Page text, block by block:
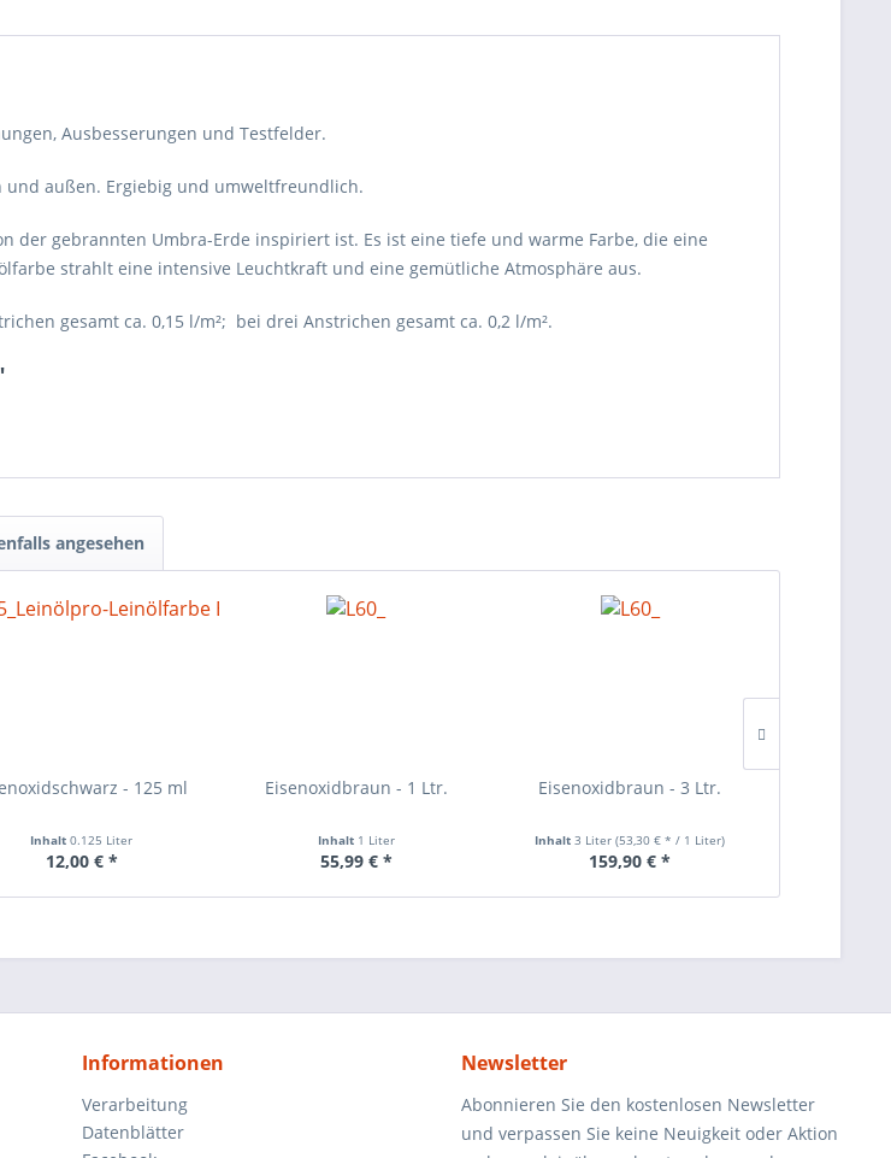
Ausbesserungen und Testfelder.
außen. Ergiebig und umweltfreundlich.
der gebrannten Umbra-Erde inspiriert ist. Es ist eine tiefe und warme Farbe, die eine
strahlt eine intensive Leuchtkraft und eine gemütliche Atmosphäre aus.
gesamt ca. 0,15 l/m²; bei drei Anstrichen gesamt ca. 0,2 l/m².
angesehen
- 125 ml
Inhalt0.125 Liter
12,00 € *
Eisenoxidbraun - 1 Ltr.
Inhalt 1 Liter
55,99 € *
Eisenoxidbraun - 3 Ltr.
Inhalt3 Liter(53,30 € * / 1 Liter)
159,90 € *
Informationen
Verarbeitung
Datenblätter
Newsletter
Abonnieren Sie den kostenlosen Newsletter
und verpassen Sie keine Neuigkeit oder Aktion